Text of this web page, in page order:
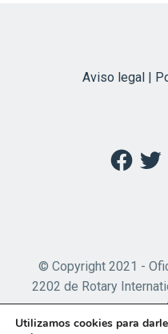
Aviso legal |
Facebook
© Copyright 2021 -
2202 de Rotary
Utilizamos cookies para